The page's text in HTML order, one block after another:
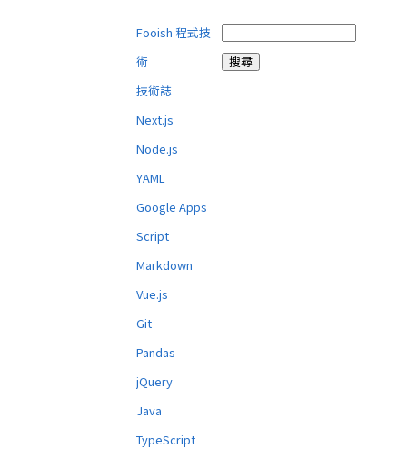
Fooish 程式技
術
技術誌
Next.js
Node.js
YAML
Google Apps
Script
Markdown
Vue.js
Git
Pandas
jQuery
Java
TypeScript